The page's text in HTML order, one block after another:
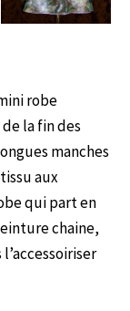
robe
la fin des
manches
aux
qui part en
chaine,